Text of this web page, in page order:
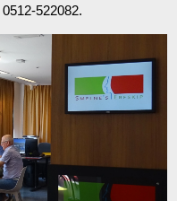
0512-522082.